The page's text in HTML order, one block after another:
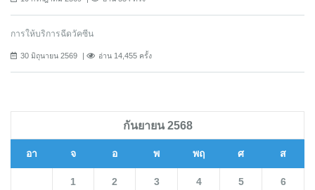
การให้บริการฉีดวัคซีน
30 มิถุนายน 2569 อ่าน 14,455 ครั้ง
กันยายน 2568
อา จ อ พ พฤ ศ ส
1 2 3 4 5 6